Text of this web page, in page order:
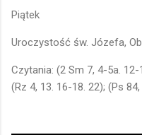
Piątek
Uroczystość św. Józefa,
Czytania: (2 Sm 7, 4-5a.
(Rz 4, 13. 16-18. 22); (Ps